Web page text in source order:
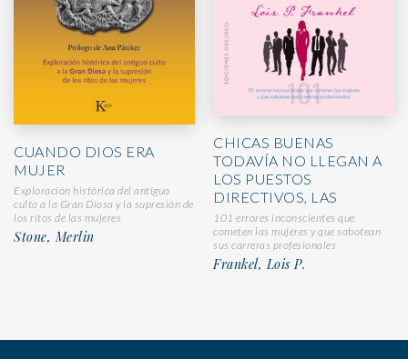
CUANDO DIOS ERA
MUJER
Exploración histórica del antiguo
culto a la Gran Diosa y la supresión de
los ritos de las mujeres
Stone, Merlin
CHICAS BUENAS
TODAVÍA NO LLEGAN A
LOS PUESTOS
DIRECTIVOS, LAS
101 errores inconscientes que
cometen las mujeres y que sabotean
sus carreras profesionales
Frankel, Lois P.